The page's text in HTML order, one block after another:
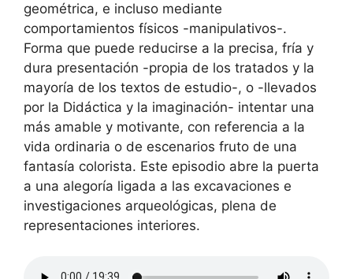
geométrica, e incluso mediante
comportamientos físicos -manipulativos-.
Forma que puede reducirse a la precisa, fría y
dura presentación -propia de los tratados y la
mayoría de los textos de estudio-, o -llevados
por la Didáctica y la imaginación- intentar una
más amable y motivante, con referencia a la
vida ordinaria o de escenarios fruto de una
fantasía colorista. Este episodio abre la puerta
a una alegoría ligada a las excavaciones e
investigaciones arqueológicas, plena de
representaciones interiores.